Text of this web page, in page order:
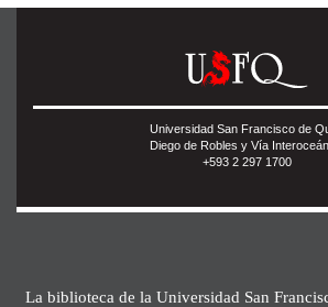
Universidad San Francisco de
Diego de Robles y Vía
+593 2 297 1700
La biblioteca de la Universidad San